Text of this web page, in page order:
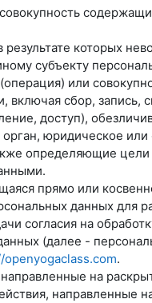
которых
субъекту
или
включая сбор,
доступ),
юридическое
определяющие
прямо или
данных для
согласия на
(далее -
openyogaclass.com.
на